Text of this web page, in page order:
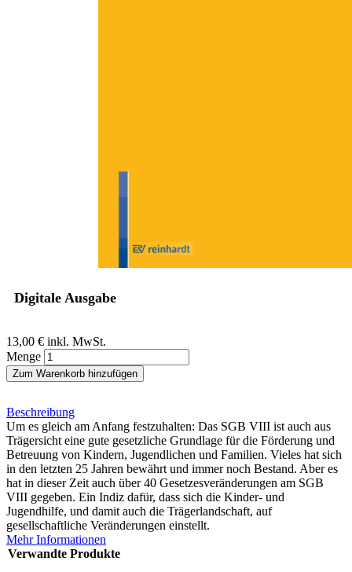
letzten 25 Jahre und künftige
Herausforderungen aus Sicht
Digitale Ausgabe
13,00 € inkl. MwSt.
Menge
Zum Warenkorb hinzufügen
Beschreibung
Um es gleich am Anfang festzuhalten: Das SGB VIII ist auch aus
Trägersicht eine gute gesetzliche Grundlage für die Förderung und
Betreuung von Kindern, Jugendlichen und Familien. Vieles hat sich
in den letzten 25 Jahren bewährt und immer noch Bestand. Aber es
hat in dieser Zeit auch über 40 Gesetzesveränderungen am SGB
VIII gegeben. Ein Indiz dafür, dass sich die Kinder- und
Jugendhilfe, und damit auch die Trägerlandschaft, auf
gesellschaftliche Veränderungen einstellt.
Mehr Informationen
Verwandte Produkte